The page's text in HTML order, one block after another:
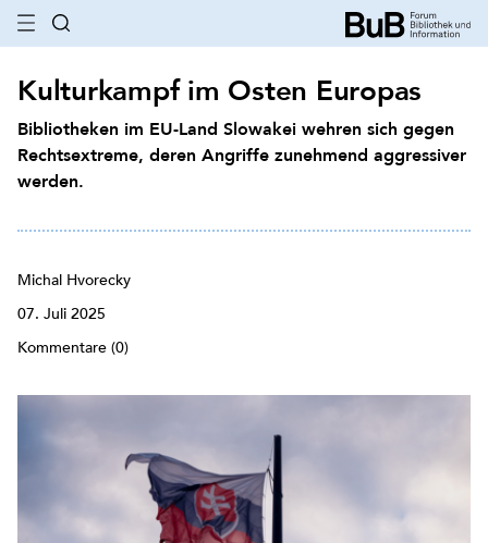
Kulturkampf im Osten Europas
Bibliotheken im EU-Land Slowakei wehren sich gegen
Rechtsextreme, deren Angriffe zunehmend aggressiver
werden.
Michal Hvorecky
07. Juli 2025
Kommentare (0)